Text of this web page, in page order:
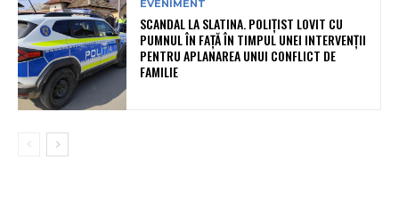
EVENIMENT
SCANDAL LA SLATINA. POLIȚIST LOVIT CU
PUMNUL ÎN FAȚĂ ÎN TIMPUL UNEI INTERVENȚII
PENTRU APLANAREA UNUI CONFLICT DE
FAMILIE